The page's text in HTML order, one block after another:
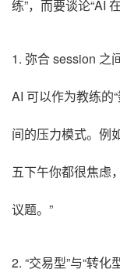
练”，而要谈论“AI
1. 弥合 session 之
AI 可以作为教练的
间的压力模式。例
五下午你都很焦虑
议题。”
2. “交易型”与“转化